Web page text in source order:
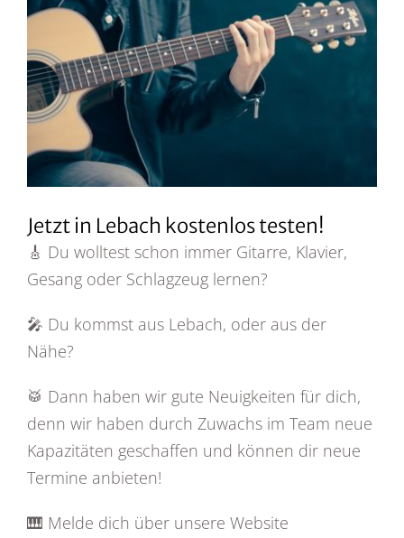
Bild
Jetzt in Lebach kostenlos testen!
🎸 Du wolltest schon immer Gitarre, Klavier,
Gesang oder Schlagzeug lernen?
🎤 Du kommst aus Lebach, oder aus der
Nähe?
🥁 Dann haben wir gute Neuigkeiten für dich,
denn wir haben durch Zuwachs im Team neue
Kapazitäten geschaffen und können dir neue
Termine anbieten!
🎹 Melde dich über unsere Website